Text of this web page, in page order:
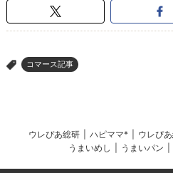
> コマース記事
ウレぴあ総研 ハピママ* ウレぴ
うまいめし
うまいパン